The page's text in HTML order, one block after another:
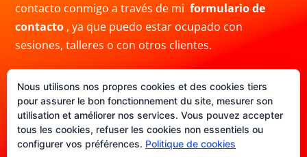
contacto conmigo a través de miformulario de
contacto , ya que puedo estar ocupado con
sesiones, talleres o con otros clientes.
También puedes contactarme por correo electrónico
ainfo@crisblas.como porWhatsAppal
+34691480780. Ten en cuenta que mi respuesta
puede demorar.
Nous utilisons nos propres cookies et des cookies tiers
pour assurer le bon fonctionnement du site, mesurer son
utilisation et améliorer nos services. Vous pouvez accepter
tous les cookies, refuser les cookies non essentiels ou
configurer vos préférences. Politique de cookies